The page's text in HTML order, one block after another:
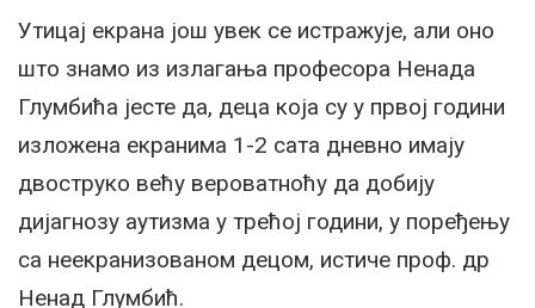
Утицај екрана још увек се истражује, али оно
што знамо из излагања професора Ненада
Глумбића јесте да, деца која су у првој години
изложена екранима 1-2 сата дневно имају
двоструко већу вероватноћу да добију
дијагнозу аутизма у трећој години, у поређењу
са неекранизованом децом, истиче проф. др
Ненад Глумбић.